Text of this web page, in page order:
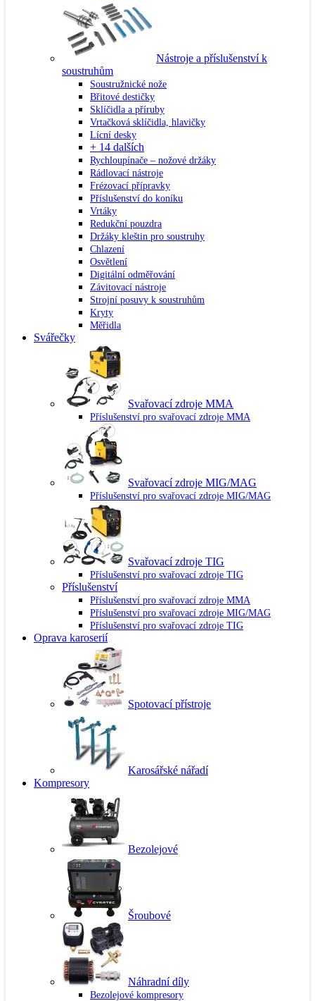
Nástroje a příslušenství k
soustruhům
Soustružnické nože
Břitové destičky
Sklíčidla a příruby
Vrtačková sklíčidla, hlavičky
Lícní desky
+ 14 dalších
Rychloupínače – nožové držáky
Rádlovací nástroje
Frézovací přípravky
Příslušenství do koníku
Vrtáky
Redukční pouzdra
Držáky kleštin pro soustruhy
Chlazení
Osvětlení
Digitální odměřování
Závitovací nástroje
Strojní posuvy k soustruhům
Kryty
Měřidla
Svářečky
Svařovací zdroje MMA
Příslušenství pro svařovací zdroje MMA
Svařovací zdroje MIG/MAG
Příslušenství pro svařovací zdroje MIG/MAG
Svařovací zdroje TIG
Příslušenství pro svařovací zdroje TIG
Příslušenství
Příslušenství pro svařovací zdroje MMA
Příslušenství pro svařovací zdroje MIG/MAG
Příslušenství pro svařovací zdroje TIG
Oprava karoserií
Spotovací přístroje
Karosářské nářadí
Kompresory
Bezolejové
Šroubové
Náhradní díly
Bezolejové kompresory